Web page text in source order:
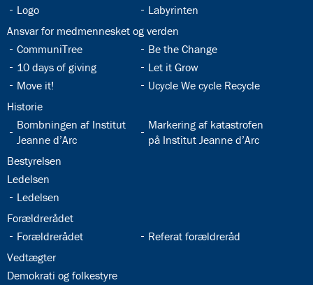
32.6:
Logo 32.7:
Labyrinten
32.8:
Ansvar for medmennesket og verden
32.9:
CommuniTree 32.10:
Be the Change
32.11:
10 days of giving 32.12:
Let it Grow
32.13:
Move it! 32.14:
Ucycle We cycle Recycle
32.15:
Historie
32.16:
Bombningen af Institut
Jeanne d’Arc
32.17:
Markering af katastrofen
på Institut Jeanne d’Arc
32.18:
Bestyrelsen
32.19:
Ledelsen
32.20:
Ledelsen
32.21:
Forældrerådet
32.22:
Forældrerådet 32.23:
Referat forældreråd
32.24:
Vedtægter
32.25:
Demokrati og folkestyre